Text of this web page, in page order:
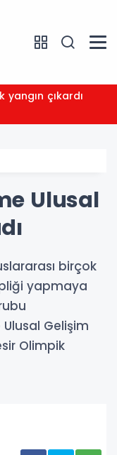
çıkardı
Ulusal
birçok
yapmaya
Ulusal Gelişim
Olimpik